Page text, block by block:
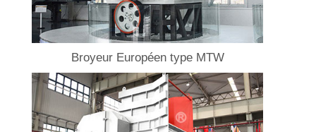
Broyeur Européen type MTW